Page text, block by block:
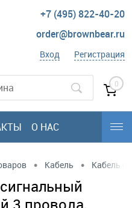
+7 (495) 822-40-20
order@brownbear.ru
Вход Регистрация
0
О НАС
• Кабель • Кабель